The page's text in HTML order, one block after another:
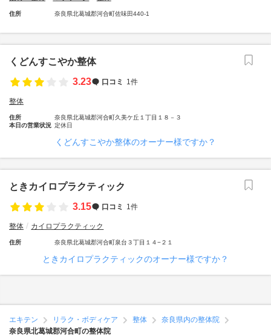
住所 奈良県北葛城郡河合町佐味田440-1
くどんすこやか整体
3.23
口コミ 1件
整体
住所
奈良県北葛城郡河合町久美ケ丘１丁目１８－３
本日の営業状況 定休日
くどんすこやか整体のオーナー様ですか？
ときカイロプラクティック
3.15
口コミ 1件
整体 カイロプラクティック
住所 奈良県北葛城郡河合町泉台３丁目１４−２１
ときカイロプラクティックのオーナー様ですか？
エキテン リラク・ボディケア 整体
奈良県内の整体院
奈良県北葛城郡河合町の整体院